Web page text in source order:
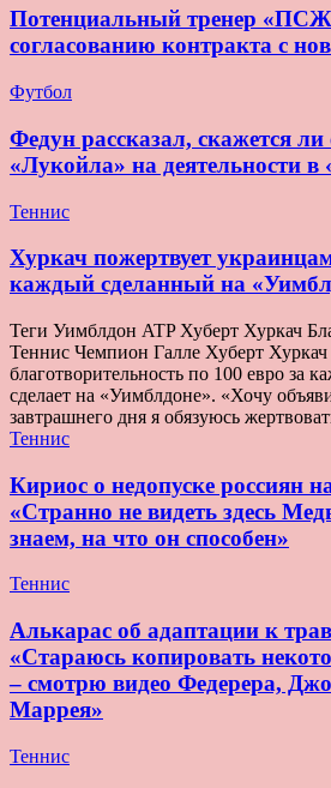
Потенциальный тренер
согласованию контракта с
Футбол
Федун рассказал, скажется ли
«Лукойла» на деятельности в
Теннис
Хуркач пожертвует
каждый сделанный на
Теги Уимблдон ATP Хуберт Хуркач
Теннис Чемпион Галле Хуберт Хуркач
благотворительность по 100 евро за
сделает на «Уимблдоне». «Хочу
завтрашнего дня я обязуюсь
Теннис
Кириос о недопуске россиян
«Странно не видеть здесь
знаем, на что он способен»
Теннис
Алькарас об адаптации к
«Стараюсь копировать
– смотрю видео Федерера,
Маррея»
Теннис